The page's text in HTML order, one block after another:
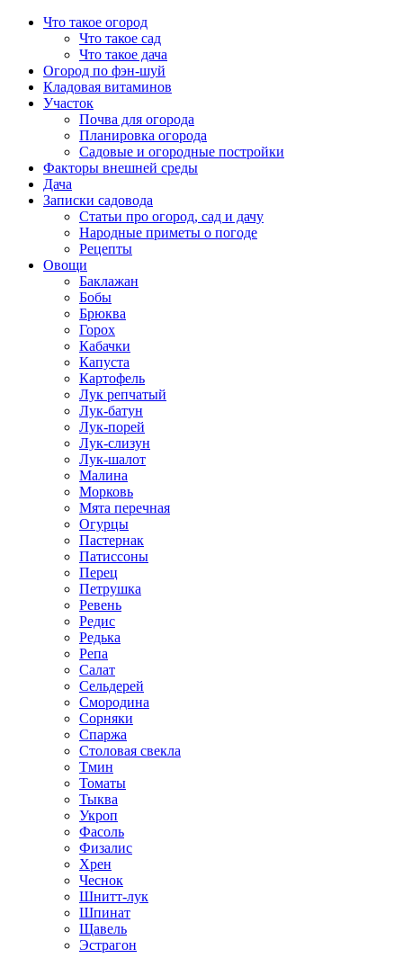
Перейти
содержимому
Что такое огород
Что такое сад
Что такое дача
Огород по фэн-шуй
Кладовая витаминов
Участок
Почва для огорода
Планировка огорода
Садовые и огородные постройки
Факторы внешней среды
Дача
Записки садовода
Статьи про огород, сад и дачу
Народные приметы о погоде
Рецепты
Овощи
Баклажан
Бобы
Брюква
Горох
Кабачки
Капуста
Картофель
Лук репчатый
Лук-батун
Лук-порей
Лук-слизун
Лук-шалот
Малина
Морковь
Мята перечная
Огурцы
Пастернак
Патиссоны
Перец
Петрушка
Ревень
Редис
Редька
Репа
Салат
Сельдерей
Смородина
Сорняки
Спаржа
Столовая свекла
Тмин
Томаты
Тыква
Укроп
Фасоль
Физалис
Хрен
Чеснок
Шнитт-лук
Шпинат
Щавель
Эстрагон